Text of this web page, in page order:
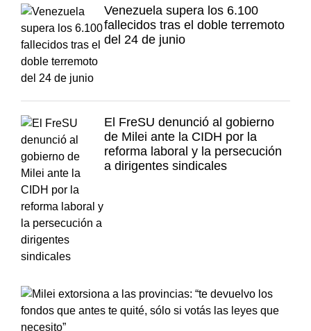
Venezuela supera los 6.100
fallecidos tras el doble terremoto
del 24 de junio
El FreSU denunció al gobierno
de Milei ante la CIDH por la
reforma laboral y la persecución
a dirigentes sindicales